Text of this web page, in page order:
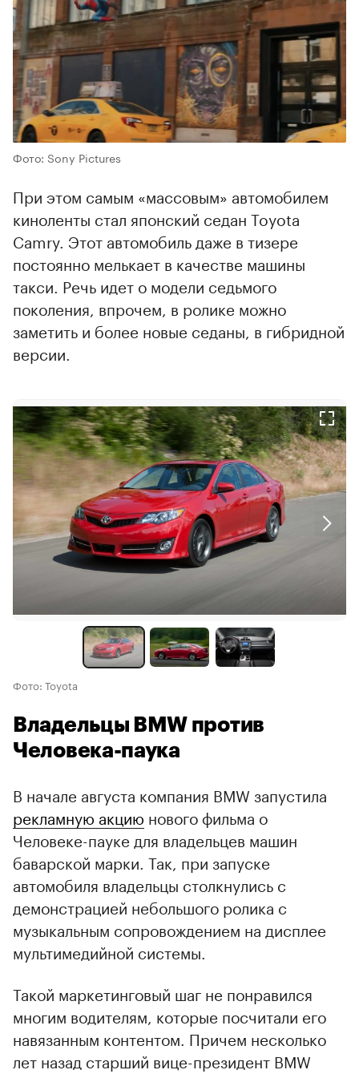
Фото: Sony Pictures
При этом самым «массовым» автомобилем
киноленты стал японский седан Toyota
Camry. Этот автомобиль даже в тизере
постоянно мелькает в качестве машины
такси. Речь идет о модели седьмого
поколения, впрочем, в ролике можно
заметить и более новые седаны, в гибридной
версии.
Фото: Toyota
Владельцы BMW против
Человека-паука
В начале августа компания BMW запустила
рекламную акцию нового фильма о
Человеке-пауке для владельцев машин
баварской марки. Так, при запуске
автомобиля владельцы столкнулись с
демонстрацией небольшого ролика с
музыкальным сопровождением на дисплее
мультимедийной системы.
Такой маркетинговый шаг не понравился
многим водителям, которые посчитали его
навязанным контентом. Причем несколько
лет назад старший вице-президент BMW